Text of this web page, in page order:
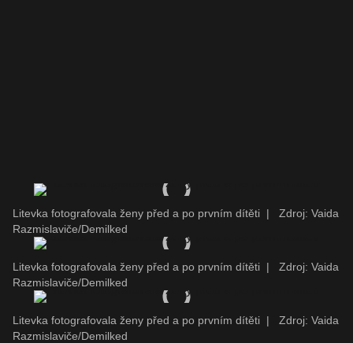
Litevka fotografovala ženy před a po prvním dítěti |
Zdroj: Vaida
Razmislaviče/Demilked
Litevka fotografovala ženy před a po prvním dítěti |
Zdroj: Vaida
Razmislaviče/Demilked
Litevka fotografovala ženy před a po prvním dítěti |
Zdroj: Vaida
Razmislaviče/Demilked